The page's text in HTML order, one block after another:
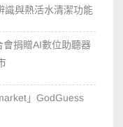
識與熱活水清潔功能
捐贈AI數位助聽器
」GodGuess